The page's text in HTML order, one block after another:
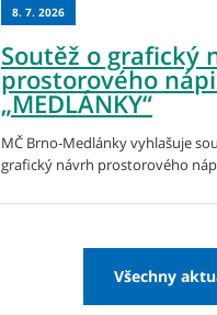
8. 7. 2026
Soutěž o grafický
prostorového
„MEDLÁNKY“
MČ Brno-Medlánky vyhlašuje
grafický návrh prostorového
Všechny